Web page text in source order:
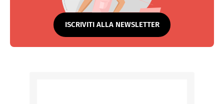
ISCRIVITI ALLA NEWSLETTER